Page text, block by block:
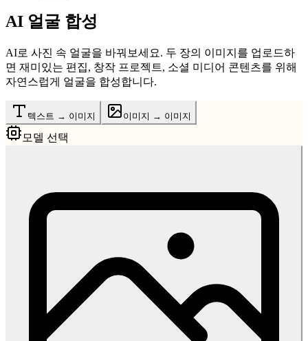
AI 얼굴 합성
AI로 사진 속 얼굴을 바꿔보세요. 두 장의 이미지를 업로드하
면 재미있는 편집, 창작 프로젝트, 소셜 미디어 콘텐츠를 위해
자연스럽게 얼굴을 합성합니다.
텍스트 → 이미지 이미지 → 이미지
모델 선택